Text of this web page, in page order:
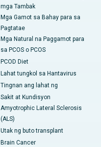
mga Tambak
Mga Gamot sa Bahay para sa
Pagtatae
Mga Natural na Paggamot para
sa PCOS o PCOS
PCOD Diet
Lahat tungkol sa Hantavirus
Tingnan ang lahat ng
Sakit at Kundisyon
Amyotrophic Lateral Sclerosis
(ALS)
Utak ng buto transplant
Brain Cancer